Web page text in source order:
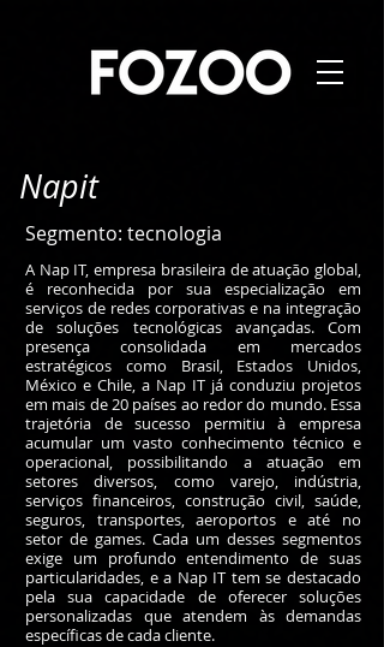
Napit
Segmento: tecnologia
A Nap IT, empresa brasileira de atuação global,
é reconhecida por sua especialização em
serviços de redes corporativas e na integração
de soluções tecnológicas avançadas. Com
presença consolidada em mercados
estratégicos como Brasil, Estados Unidos,
México e Chile, a Nap IT já conduziu projetos
em mais de 20 países ao redor do mundo. Essa
trajetória de sucesso permitiu à empresa
acumular um vasto conhecimento técnico e
operacional, possibilitando a atuação em
setores diversos, como varejo, indústria,
serviços financeiros, construção civil, saúde,
seguros, transportes, aeroportos e até no
setor de games. Cada um desses segmentos
exige um profundo entendimento de suas
particularidades, e a Nap IT tem se destacado
pela sua capacidade de oferecer soluções
personalizadas que atendem às demandas
específicas de cada cliente.